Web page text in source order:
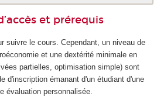
et prérequis
suivre le cours. Cependant, un niveau de
et une dextérité minimale en
partielles, optimisation simple) sont
d'inscription émanant d'un étudiant d'une
évaluation personnalisée.